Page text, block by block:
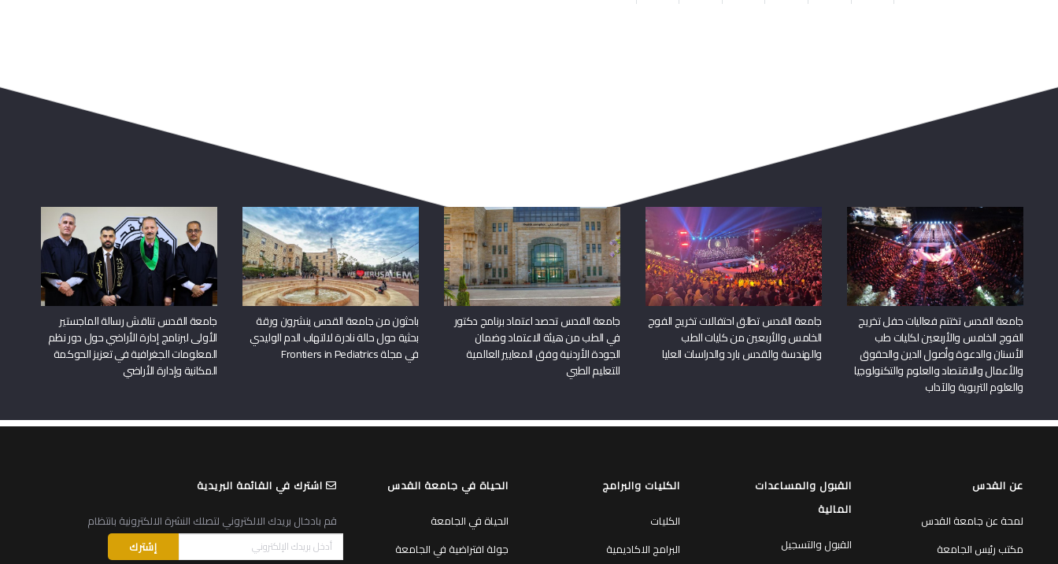
جامعة القدس تختتم فعاليات حفل تخريج
الفوج الخامس والأربعين لكليات طب
الأسنان والدعوة وأصول الدين والحقوق
والأعمال والاقتصاد والعلوم والتكنولوجيا
والعلوم التربوية والآداب
جامعة القدس تطلق احتفالات تخريج الفوج
الخامس والأربعين من كليات الطب
والهندسة والقدس بارد والدراسات العليا
جامعة القدس تحصد اعتماد برنامج دكتور
في الطب من هيئة الاعتماد وضمان
الجودة الأردنية وفق المعايير العالمية
للتعليم الطبي
باحثون من جامعة القدس ينشرون ورقة
بحثية حول حالة نادرة لالتهاب الدم الوليدي
في مجلة Frontiers in Pediatrics
جامعة القدس تناقش رسالة الماجستير
الأولى لبرنامج إدارة الأراضي حول دور نظم
المعلومات الجغرافية في تعزيز الحوكمة
المكانية وإدارة الأراضي
عن القدس
لمحة عن جامعة القدس
مكتب رئيس الجامعة
القبول والمساعدات
المالية
القبول والتسجيل
الكليات والبرامج
الكليات
البرامج الاكاديمية
الحياة في جامعة القدس
الحياة في الجامعة
جولة افتراضية في الجامعة
اشترك في القائمة البريدية
قم بادخال بريدك الالكتروني لتصلك النشرة الالكترونية بانتظام